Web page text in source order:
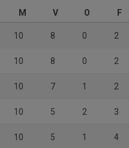
M V O F
10 8 0 2
10 8 0 2
10 7 1 2
10 5 2 3
10 5 1 4